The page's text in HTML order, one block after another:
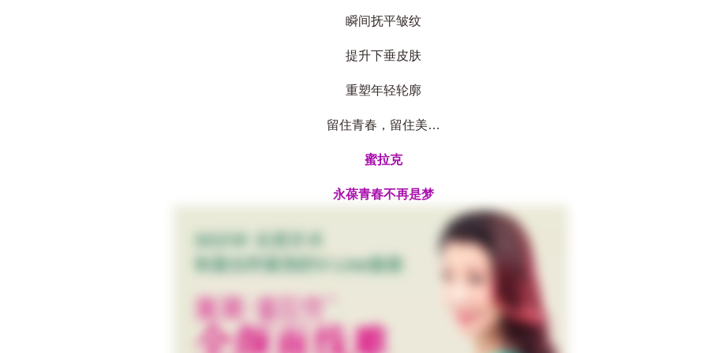
瞬间抚平皱纹
提升下垂皮肤
重塑年轻轮廓
留住青春，留住美…
蜜拉克
永葆青春不再是梦